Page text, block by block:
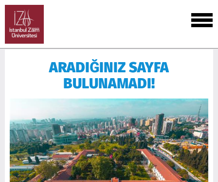
ARADIĞINIZ SAYFA
BULUNAMADI!